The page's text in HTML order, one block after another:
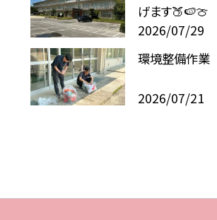
げます🍑🍉🍈
2026/07/29
環境整備作業
2026/07/21